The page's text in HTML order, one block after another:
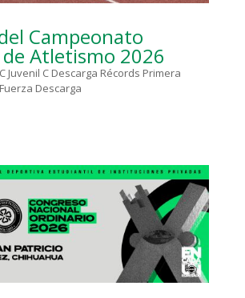
Campeonato
Atletismo 2026
Juvenil C Descarga Récords Primera
Descarga